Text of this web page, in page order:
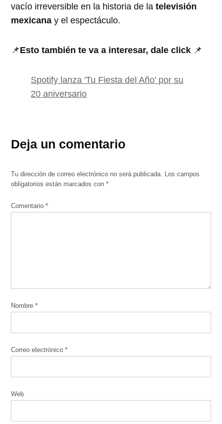
vacío irreversible en la historia de latelevisión
mexicana y el espectáculo.
📌Esto también te va a interesar, dale click 📌
Spotify lanza 'Tu Fiesta del Año' por su
20 aniversario
Deja un comentario
Tu dirección de correo electrónico no será publicada. Los campos
obligatorios están marcados con*
Comentario*
Nombre*
Correo electrónico*
Web